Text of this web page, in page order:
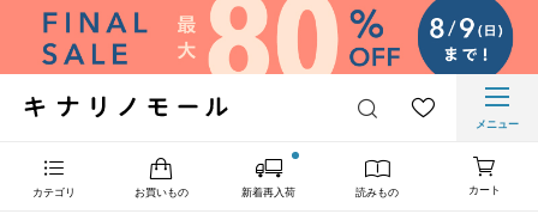
メニュー
カテゴリ お買いもの 新着再入荷 読みもの カート